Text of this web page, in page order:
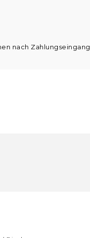
nach Zahlungseingang.